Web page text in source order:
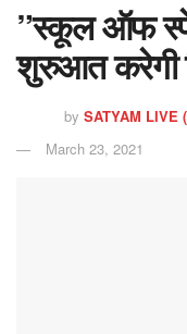
”स्कूल ऑफ
शुरुआत करेगी
by SATYAM LIVE
March 23, 2021